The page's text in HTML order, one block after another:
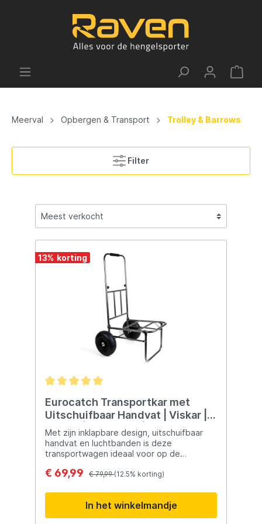
Meerval Opbergen & Transport Trolley & Barrows
Filter
13%
Eurocatch Transportkar met
Uitschuifbaar Handvat | Viskar |
Trolley | Strandkar |
100x40x31cm
Met zijn inklapbare design, uitschuifbaar
handvat en luchtbanden is deze
transportwagen ideaal voor op de
gedoe meer met zware tassen sjouwen, de
een stuk gemakkelijker. Voordelen Met de
Eurocatch Transportkar verplaats je
moeiteloos al je spullen. Opvouwbaar
€ 69,99 € 79,99(12.5% korting)
In het winkelmandje